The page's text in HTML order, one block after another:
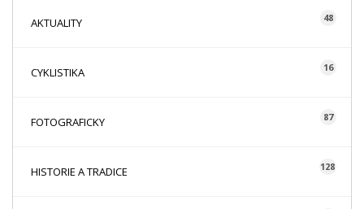
AKTUALITY 48
CYKLISTIKA 16
FOTOGRAFICKY 87
HISTORIE A TRADICE 128